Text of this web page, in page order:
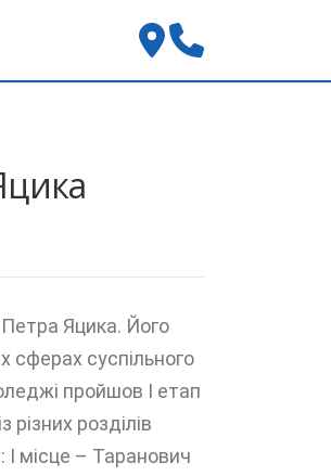
Петра Яцика. Його
сферах суспільного
пройшов І етап
різних розділів
місце – Таранович